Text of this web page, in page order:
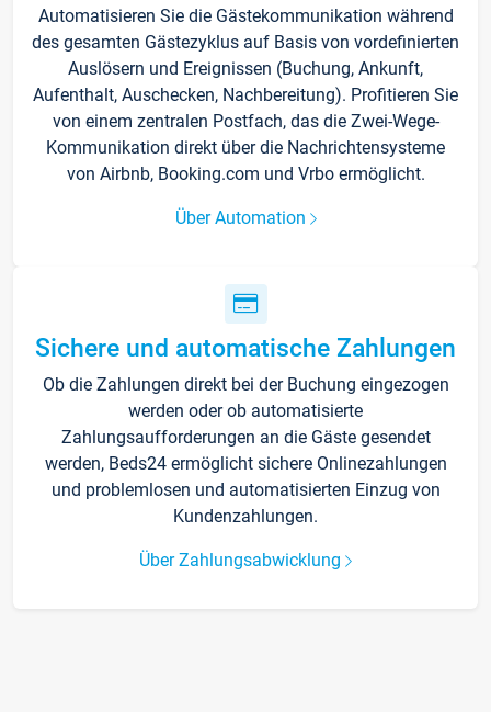
Automatisieren Sie die Gästekommunikation während
des gesamten Gästezyklus auf Basis von vordefinierten
Auslösern und Ereignissen (Buchung, Ankunft,
Aufenthalt, Auschecken, Nachbereitung). Profitieren Sie
von einem zentralen Postfach, das die Zwei-Wege-
Kommunikation direkt über die Nachrichtensysteme
von Airbnb, Booking.com und Vrbo ermöglicht.
Über Automation
Sichere und automatische Zahlungen
Ob die Zahlungen direkt bei der Buchung eingezogen
werden oder ob automatisierte
Zahlungsaufforderungen an die Gäste gesendet
werden, Beds24 ermöglicht sichere Onlinezahlungen
und problemlosen und automatisierten Einzug von
Kundenzahlungen.
Über Zahlungsabwicklung